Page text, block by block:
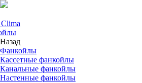
Назад
Фанкойлы
Кассетные фанкойлы
Канальные фанкойлы
Настенные фанкойлы